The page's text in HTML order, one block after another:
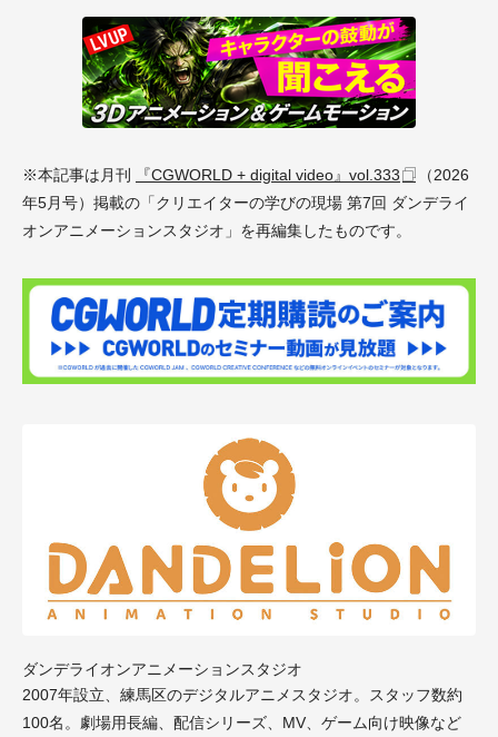
※本記事は月刊 『CGWORLD + digital video』vol.333
（2026
年5月号）掲載の「クリエイターの学びの現場 第7回 ダンデライ
オンアニメーションスタジオ」を再編集したものです。
ダンデライオンアニメーションスタジオ
2007年設立、練馬区のデジタルアニメスタジオ。スタッフ数約
100名。劇場用長編、配信シリーズ、MV、ゲーム向け映像など